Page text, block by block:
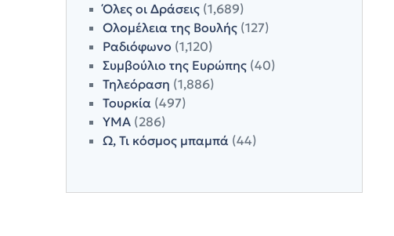
Όλες οι Δράσεις(1,689)
Ολομέλεια της Βουλής(127)
Ραδιόφωνο (1,120)
Συμβούλιο της Ευρώπης(40)
Τηλεόραση (1,886)
Τουρκία(497)
ΥΜΑ(286)
Ω, Τι κόσμος μπαμπά(44)